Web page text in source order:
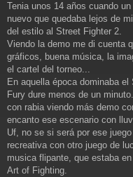
n
s
a
j
e
Tenia unos 14 años cuando
nuevo que quedaba lejos de
del estilo al Street Fighter 2.
Viendo la demo me di cuenta
gráficos, buena música, la
el cartel del torneo...
En aquella época dominaba
Fury dure menos de un
con rabia viendo más demo
encanto ese escenario con
Uf, no se si será por ese
recreativa con otro juego de
musica flipante, que estaba
Art of Fighting.